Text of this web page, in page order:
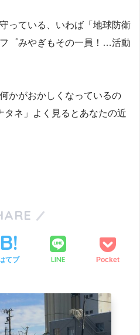
っている、いわば「地球防衛
゜みやぎもその一員！…活動
かがおかしくなっているの
タネ」よく見るとあなたの近
てブ LINE Pocket